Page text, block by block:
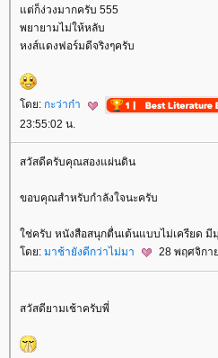
ต่ก็ง่วงมากครับ 555
พยายามไม่ให้หลับ
หงส์แดงฟอร์มดีจริงๆครับ
ดย: กะว่าก๋า
23:55:02 น.
สวัสดีครับคุณสองแผ่นดิน
ขอบคุณสำหรับกำลังใจนะครับ
ช่ครับ หนังสือสนุกตื่นเต้นแบบไม่เครียด มี
ดย: มาช้ายังดีกว่าไม่มา 28 พฤศจิกา
สวัสดียามเช้าครับพี่